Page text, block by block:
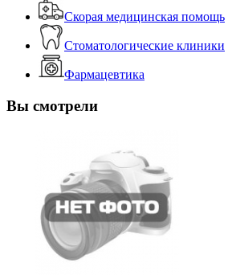
Скорая медицинская помощь
Стоматологические клиники
Фармацевтика
Вы смотрели